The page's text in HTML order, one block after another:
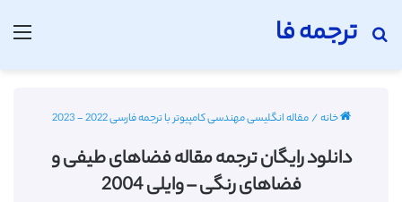
ترجمه فا
جستجو برای
خانه/مقاله انگلیسی مهندسی کامپیوتر با ترجمه فارسی 2022 - 2023
دانلود رایگان ترجمه مقاله فضاهای طیفی و
فضاهای رنگی – وایلی 2004